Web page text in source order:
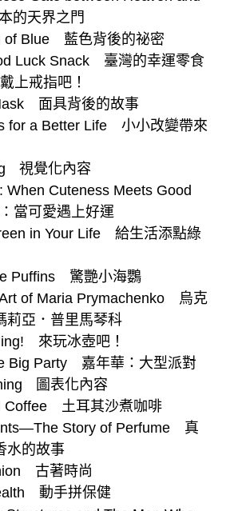
的天界之門
of Blue 藍色背後的祕密
Luck Snack 臺灣的幸運零食
上戒指吧！
面具背後的故事
for a Better Life 小小改變帶來
ﾠ視覺化內容
When Cuteness Meets Good
當可愛遇上好運
in Your Life 給生活添點綠
Puffins 驚艷小海鸚
of Maria Prymachenko 烏克
莉亞．普里馬琴科
來玩冰壺吧！
Big Party 嘉年華：大型派對
ﾠ圖表化內容
Coffee 土耳其沙煮咖啡
Story of Perfume 真
水的故事
古著時尚
動手拼保健